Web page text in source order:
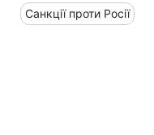
Санкції проти Росії